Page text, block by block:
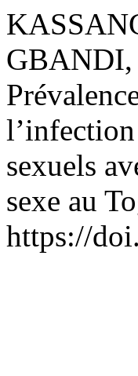
GBANDI,
sexuels
sexe au
https://